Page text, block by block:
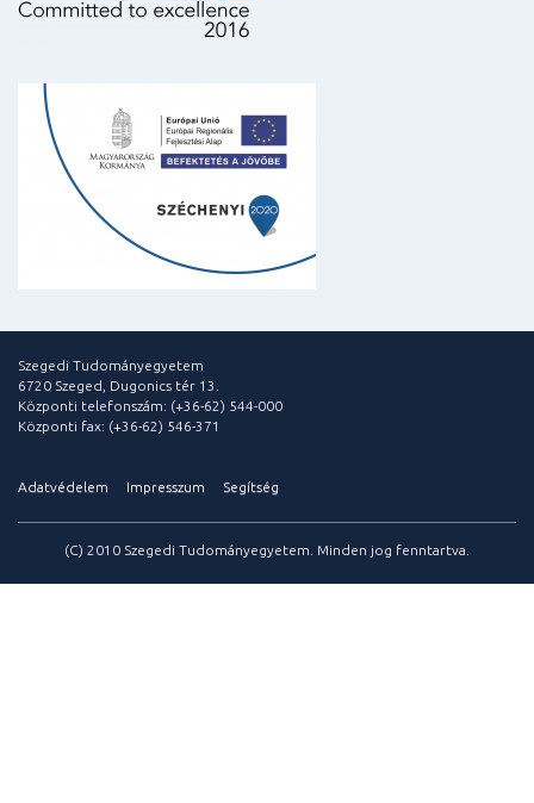
Szegedi Tudományegyetem
6720 Szeged, Dugonics tér 13.
Központi telefonszám: (+36-62) 544-000
Központi fax: (+36-62) 546-371
Adatvédelem Impresszum Segítség
(C) 2010 Szegedi Tudományegyetem. Minden jog fenntartva.